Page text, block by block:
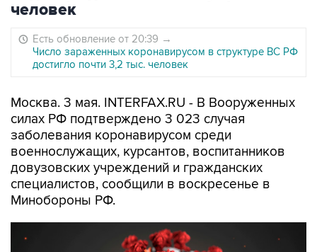
человек
Есть обновление от 20:39 →
Число зараженных коронавирусом в структуре ВС РФ
достигло почти 3,2 тыс. человек
Москва. 3 мая. INTERFAX.RU - В Вооруженных
силах РФ подтверждено 3 023 случая
заболевания коронавирусом среди
военнослужащих, курсантов, воспитанников
довузовских учреждений и гражданских
специалистов, сообщили в воскресенье в
Минобороны РФ.